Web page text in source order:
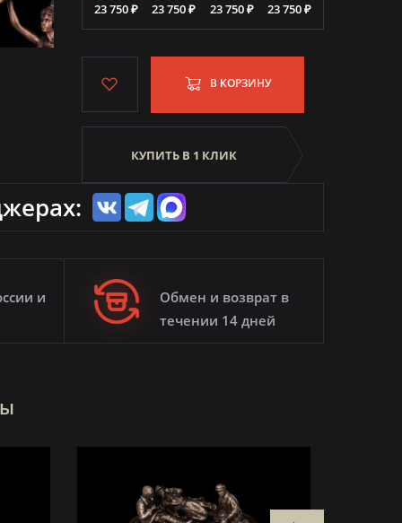
23 750 ₽ 23 750 ₽ 23 750 ₽ 23 750 ₽
В КОРЗИНУ
КУПИТЬ В 1 КЛИК
и
Обмен и возврат в
течении 14 дней